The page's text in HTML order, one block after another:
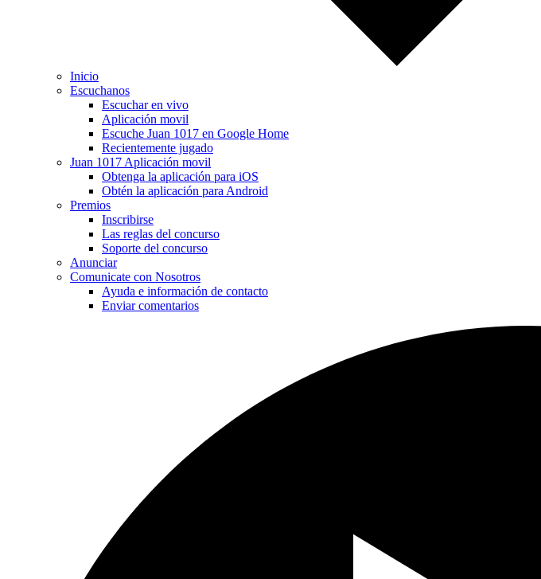
Inicio
Escuchanos
Escuchar en vivo
Aplicación movil
Escuche Juan 1017 en Google Home
Recientemente jugado
Juan 1017 Aplicación movil
Obtenga la aplicación para iOS
Obtén la aplicación para Android
Premios
Inscribirse
Las reglas del concurso
Soporte del concurso
Anunciar
Comunicate con Nosotros
Ayuda e información de contacto
Enviar comentarios